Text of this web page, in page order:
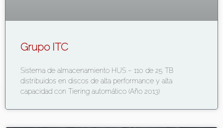
Grupo ITC
Sistema de almacenamiento HUS – 110 de 25 TB
distribuidos en discos de alta performance y alta
capacidad con Tiering automático (Año 2013)